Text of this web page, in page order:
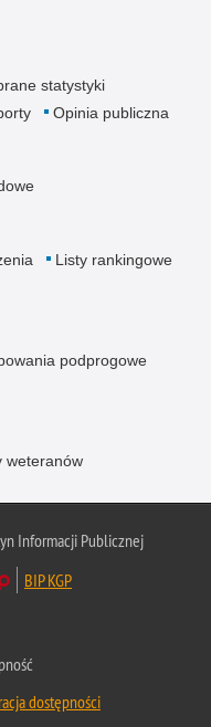
statystyki
Opinia publiczna
Listy rankingowe
podprogowe
weteranów
Informacji Publicznej
BIP KGP
dostępności